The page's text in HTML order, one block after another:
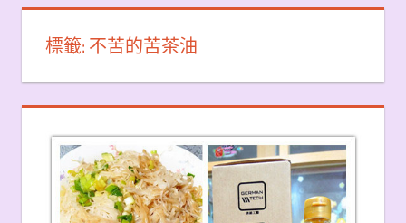
標籤:不苦的苦茶油